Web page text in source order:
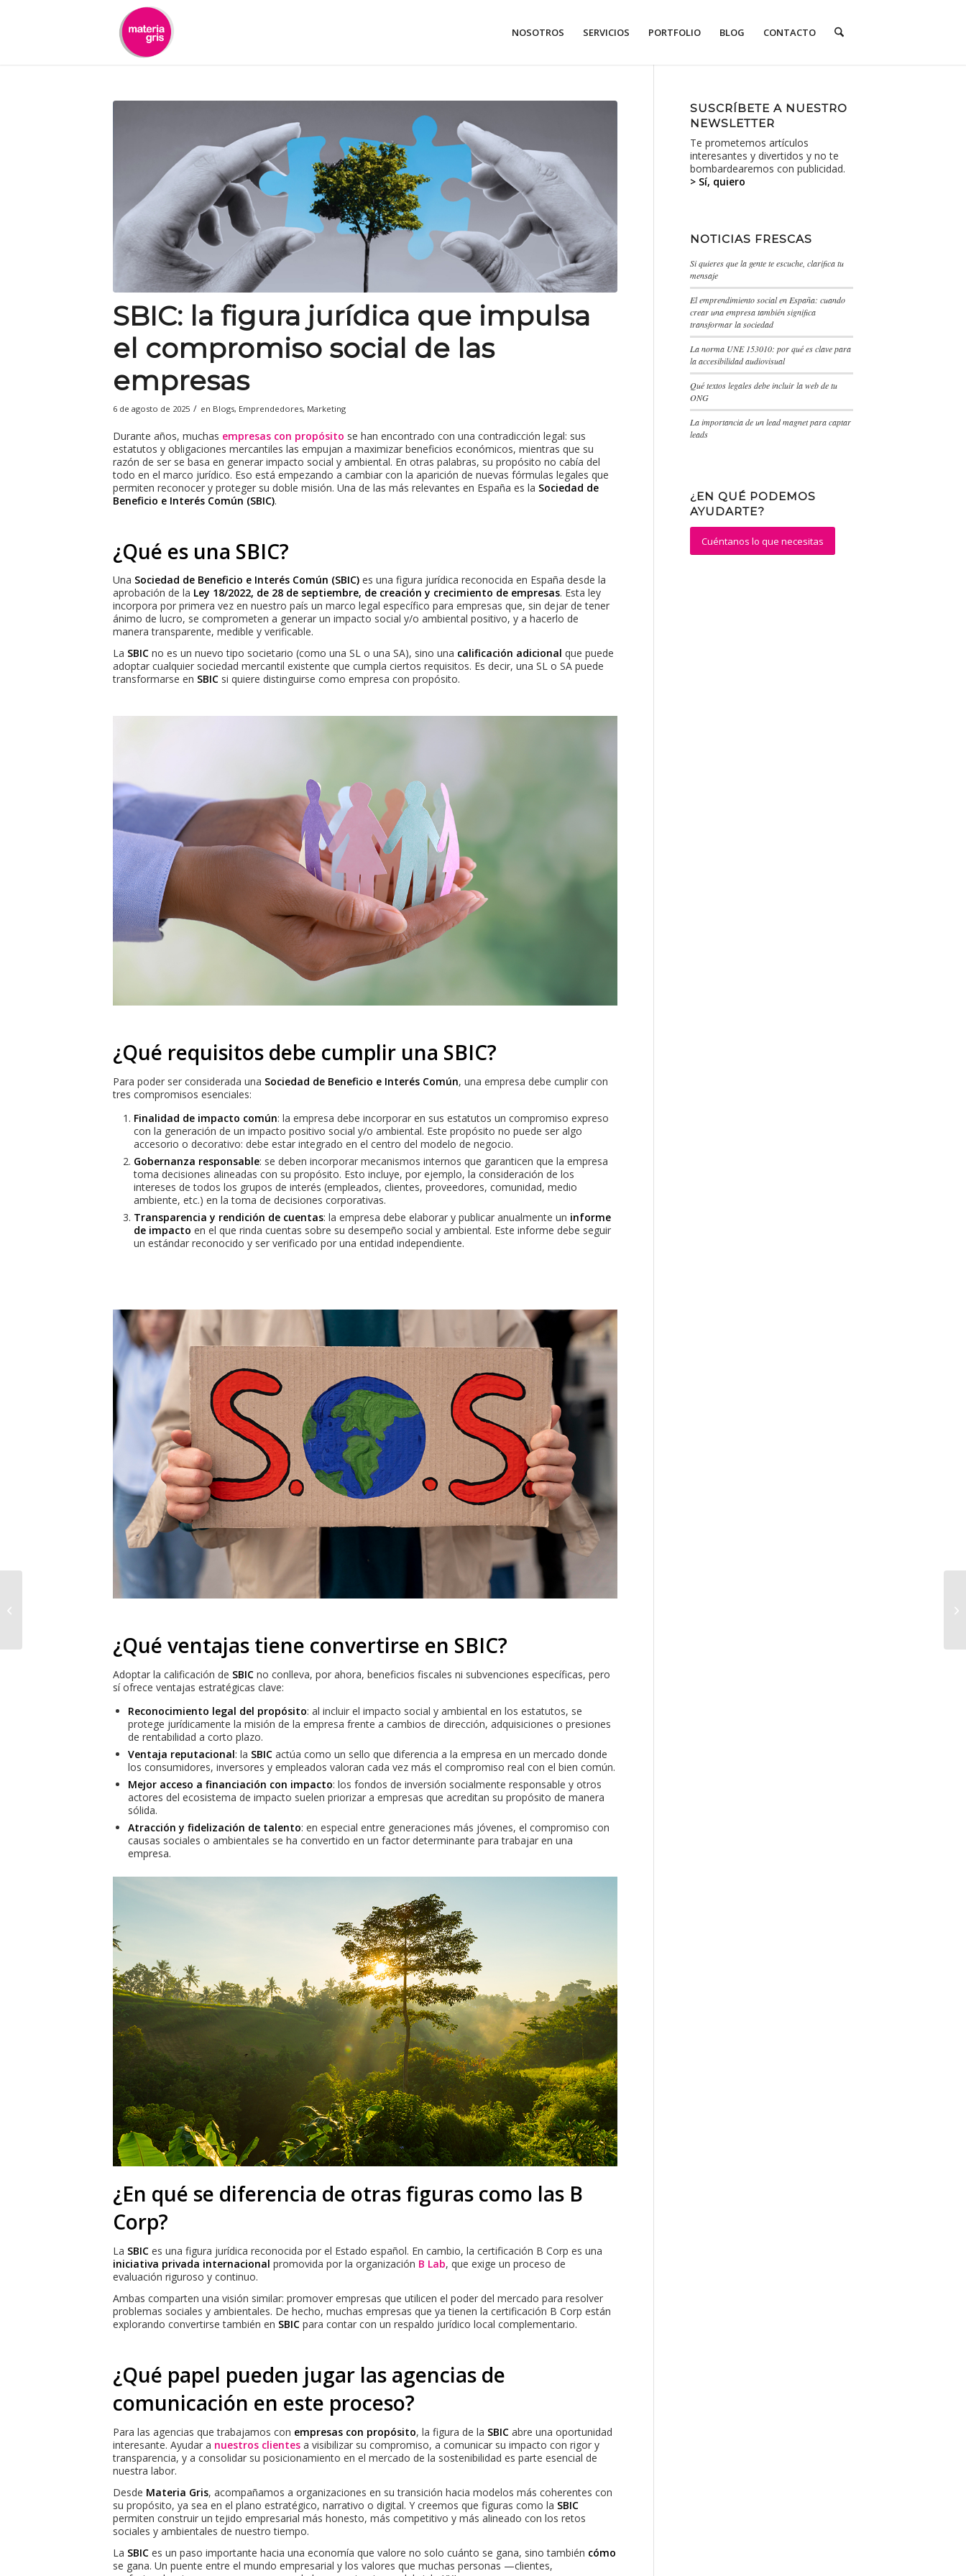
NOSOTROS SERVICIOS PORTFOLIO BLOG CONTACTO
SBIC: la figura jurídica que impulsa
el compromiso social de las
empresas
6 de agosto de 2025 / en Blogs, Emprendedores, Marketing
Durante años, muchas empresas con propósito se han encontrado con una contradicción legal: sus
estatutos y obligaciones mercantiles las empujan a maximizar beneficios económicos, mientras que su
razón de ser se basa en generar impacto social y ambiental. En otras palabras, su propósito no cabía del
todo en el marco jurídico. Eso está empezando a cambiar con la aparición de nuevas fórmulas legales que
permiten reconocer y proteger su doble misión. Una de las más relevantes en España es la Sociedad de
Beneficio e Interés Común (SBIC).
¿Qué es una SBIC?
Una Sociedad de Beneficio e Interés Común (SBIC) es una figura jurídica reconocida en España desde la
aprobación de la Ley 18/2022, de 28 de septiembre, de creación y crecimiento de empresas. Esta ley
incorpora por primera vez en nuestro país un marco legal específico para empresas que, sin dejar de tener
ánimo de lucro, se comprometen a generar un impacto social y/o ambiental positivo, y a hacerlo de
manera transparente, medible y verificable.
La SBIC no es un nuevo tipo societario (como una SL o una SA), sino una calificación adicional que puede
adoptar cualquier sociedad mercantil existente que cumpla ciertos requisitos. Es decir, una SL o SA puede
transformarse en SBIC si quiere distinguirse como empresa con propósito.
¿Qué requisitos debe cumplir una SBIC?
Para poder ser considerada una Sociedad de Beneficio e Interés Común, una empresa debe cumplir con
tres compromisos esenciales:
Finalidad de impacto común: la empresa debe incorporar en sus estatutos un compromiso expreso
con la generación de un impacto positivo social y/o ambiental. Este propósito no puede ser algo
accesorio o decorativo: debe estar integrado en el centro del modelo de negocio.
Gobernanza responsable: se deben incorporar mecanismos internos que garanticen que la empresa
toma decisiones alineadas con su propósito. Esto incluye, por ejemplo, la consideración de los
intereses de todos los grupos de interés (empleados, clientes, proveedores, comunidad, medio
ambiente, etc.) en la toma de decisiones corporativas.
Transparencia y rendición de cuentas: la empresa debe elaborar y publicar anualmente un informe
de impacto en el que rinda cuentas sobre su desempeño social y ambiental. Este informe debe seguir
un estándar reconocido y ser verificado por una entidad independiente.
¿Qué ventajas tiene convertirse en SBIC?
Adoptar la calificación de SBIC no conlleva, por ahora, beneficios fiscales ni subvenciones específicas, pero
sí ofrece ventajas estratégicas clave:
Reconocimiento legal del propósito: al incluir el impacto social y ambiental en los estatutos, se
protege jurídicamente la misión de la empresa frente a cambios de dirección, adquisiciones o presiones
de rentabilidad a corto plazo.
Ventaja reputacional: la SBIC actúa como un sello que diferencia a la empresa en un mercado donde
los consumidores, inversores y empleados valoran cada vez más el compromiso real con el bien común.
Mejor acceso a financiación con impacto: los fondos de inversión socialmente responsable y otros
actores del ecosistema de impacto suelen priorizar a empresas que acreditan su propósito de manera
sólida.
Atracción y fidelización de talento: en especial entre generaciones más jóvenes, el compromiso con
causas sociales o ambientales se ha convertido en un factor determinante para trabajar en una
empresa.
¿En qué se diferencia de otras figuras como las B
Corp?
La SBIC es una figura jurídica reconocida por el Estado español. En cambio, la certificación B Corp es una
iniciativa privada internacional promovida por la organización B Lab, que exige un proceso de
evaluación riguroso y continuo.
Ambas comparten una visión similar: promover empresas que utilicen el poder del mercado para resolver
problemas sociales y ambientales. De hecho, muchas empresas que ya tienen la certificación B Corp están
explorando convertirse también en SBIC para contar con un respaldo jurídico local complementario.
¿Qué papel pueden jugar las agencias de
comunicación en este proceso?
Para las agencias que trabajamos con empresas con propósito, la figura de la SBIC abre una oportunidad
interesante. Ayudar a nuestros clientes a visibilizar su compromiso, a comunicar su impacto con rigor y
transparencia, y a consolidar su posicionamiento en el mercado de la sostenibilidad es parte esencial de
nuestra labor.
Desde Materia Gris, acompañamos a organizaciones en su transición hacia modelos más coherentes con
su propósito, ya sea en el plano estratégico, narrativo o digital. Y creemos que figuras como la SBIC
permiten construir un tejido empresarial más honesto, más competitivo y más alineado con los retos
sociales y ambientales de nuestro tiempo.
La SBIC es un paso importante hacia una economía que valore no solo cuánto se gana, sino también cómo
se gana. Un puente entre el mundo empresarial y los valores que muchas personas —clientes,
SUSCRÍBETE A NUESTRO
NEWSLETTER
Te prometemos artículos
interesantes y divertidos y no te
bombardearemos con publicidad.
> Sí, quiero
NOTICIAS FRESCAS
Si quieres que la gente te escuche, clarifica tu
mensaje
El emprendimiento social en España: cuando
crear una empresa también significa
transformar la sociedad
La norma UNE 153010: por qué es clave para
la accesibilidad audiovisual
Qué textos legales debe incluir la web de tu
ONG
La importancia de un lead magnet para captar
leads
¿EN QUÉ PODEMOS
AYUDARTE?
Cuéntanos lo que necesitas